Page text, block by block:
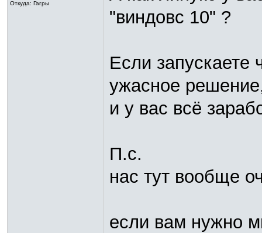
Откуда: Гагры
"виндовс 10" ?
Если запускаете
ужасное
и у вас всё
П.с.
нас тут вообще
если вам нужно